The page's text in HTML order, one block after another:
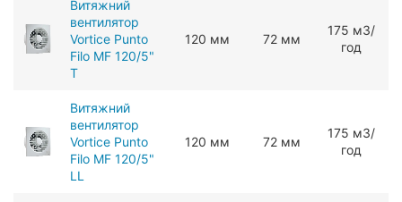
Витяжний
вентилятор
Vortice Punto
Filo MF 120/5"
T
120 мм 72 мм
175 мЗ/
год
Витяжний
вентилятор
Vortice Punto
Filo MF 120/5"
LL
120 мм 72 мм
175 мЗ/
год